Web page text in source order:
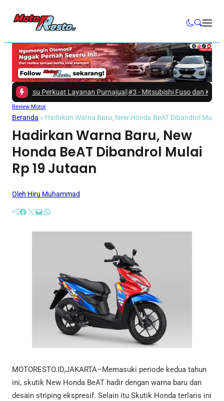
Perkuat Layanan Purnajual |#3 -Mitsubishi Fuso dan Kementerian
Review Motor
Beranda » Hadirkan Warna Baru, New Honda BeAT Dibandrol Mulai
Hadirkan Warna Baru, New
Honda BeAT Dibandrol Mulai
Rp 19 Jutaan
Oleh Hiru Muhammad
Facebook Twitter Mail WhatsApp
MOTORESTO.ID,JAKARTA–Memasuki periode kedua tahun
ini, skutik New Honda BeAT hadir dengan warna baru dan
desain striping ekspresif. Selain itu Skutik Honda terlaris ini